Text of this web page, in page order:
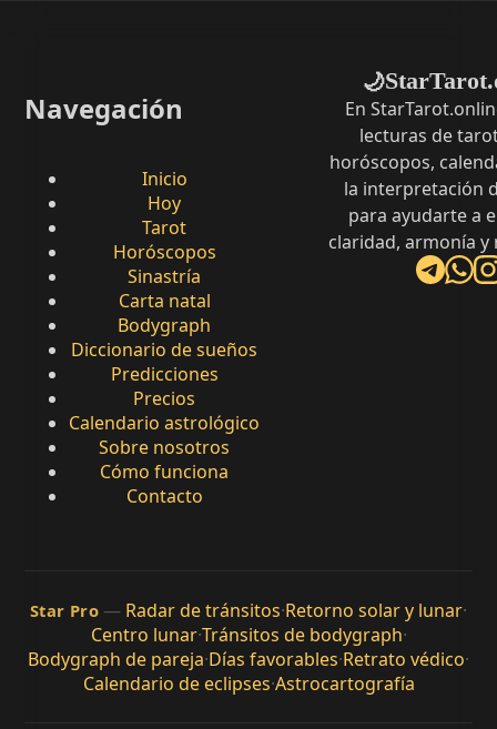
Navegación
Inicio
Hoy
Tarot
Horóscopos
Sinastría
Carta natal
Bodygraph
Diccionario de sueños
Predicciones
Precios
Calendario astrológico
Sobre nosotros
Cómo funciona
Contacto
🌙
En
lecturas de
horóscopos,
la interpretación
para ayudarte a
claridad, armonía y
Star Pro — Radar de tránsitos·Retorno solar y lunar·
Centro lunar·Tránsitos de bodygraph·
Bodygraph de pareja·Días favorables·Retrato védico·
Calendario de eclipses·Astrocartografía